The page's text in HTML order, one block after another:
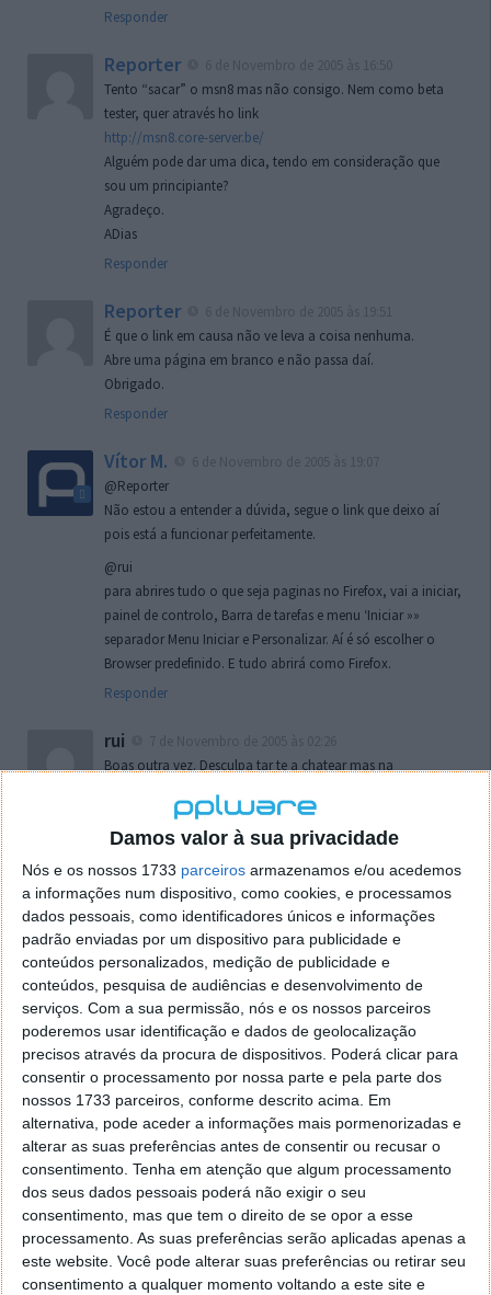
Damos valor à sua privacidade
Nós e os nossos 1733 parceiros armazenamos e/ou acedemos
a informações num dispositivo, como cookies, e processamos
dados pessoais, como identificadores únicos e informações
padrão enviadas por um dispositivo para publicidade e
conteúdos personalizados, medição de publicidade e
conteúdos, pesquisa de audiências e desenvolvimento de
serviços. Com a sua permissão, nós e os nossos parceiros
poderemos usar identificação e dados de geolocalização
precisos através da procura de dispositivos. Poderá clicar para
consentir o processamento por nossa parte e pela parte dos
nossos 1733 parceiros, conforme descrito acima. Em
alternativa, pode aceder a informações mais pormenorizadas e
alterar as suas preferências antes de consentir ou recusar o
consentimento. Tenha em atenção que algum processamento
dos seus dados pessoais poderá não exigir o seu
consentimento, mas que tem o direito de se opor a esse
processamento. As suas preferências serão aplicadas apenas a
este website. Você pode alterar suas preferências ou retirar seu
consentimento a qualquer momento voltando a este site e
Responder
Reporter
Tento “sacar” o msn8 mas não consigo. Nem como beta
tester, quer através ho link
http://msn8.core-server.be/
Alguém pode dar uma dica, tendo em consideração que
sou um principiante?
Agradeço.
ADias
Responder
Reporter
É que o link em causa não ve leva a coisa nenhuma.
Abre uma página em branco e não passa daí.
Obrigado.
Responder
Vítor M.
@Reporter
Não estou a entender a dúvida, segue o link que deixo aí
pois está a funcionar perfeitamente.
@rui
para abrires tudo o que seja paginas no Firefox, vai a iniciar,
painel de controlo, Barra de tarefas e menu ‘Iniciar »»
separador Menu Iniciar e Personalizar. Aí é só escolher o
Browser predefinido. E tudo abrirá como Firefox.
Responder
rui
Boas outra vez. Desculpa tar te a chatear mas na
o firefox como browser predefenido
de control tudo e nada. Tou a comecar a desesperar, ate ja
tentei apagar o explorer na tentativa de forçar o uso do
firefox mas em vao. Kaso te lembres de outra dica fico
agradecido, caso contrario obrigado a mesma
Responder
Vítor M.
7 de Novembro de 2005 às 01:39
@Reporter
Desculpa mas o link funciona. Seja como for segue por mail
o MSn Messenger 8.
Responder
Vítor M.
7 de Novembro de 2005 às 11:21
@Rui
Tens de encontrar o que te falei. Faz da seguinte maneira,
janela iniciar e no topo dessa janela com o botão direito do
rato faz propriedades. Depois no separador Menu ‘Iniciar’
clica no botão ‘Personalizar’ aí encontrarás no separador
geral a opção para escolheres o Browser com que queres